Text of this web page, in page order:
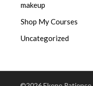
makeup
Shop My Courses
Uncategorized